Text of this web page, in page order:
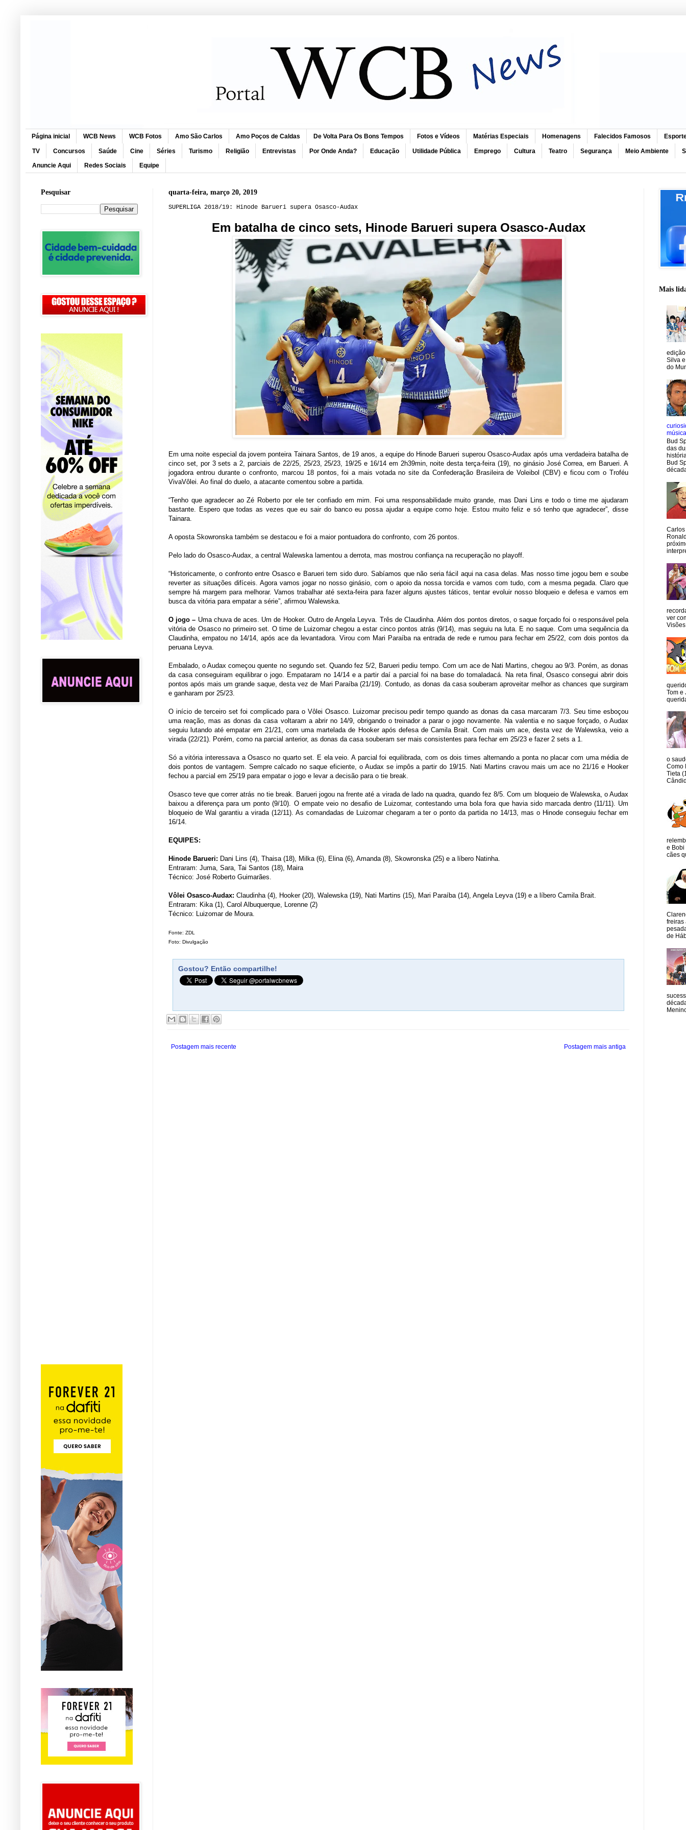
Página inicial WCB News WCB Fotos Amo São Carlos Amo Poços de Caldas De Volta Para Os Bons Tempos Fotos e Vídeos Matérias Especiais Homenagens Falecidos Famosos
TV Concursos Saúde Cine Séries Turismo Religião Entrevistas Por Onde Anda? Educação Utilidade Pública Emprego Cultura Teatro Segurança Meio Ambiente
Anuncie Aqui Redes Sociais Equipe
quarta-feira, março 20, 2019
SUPERLIGA 2018/19: Hinode Barueri supera Osasco-Audax
Em batalha de cinco sets, Hinode Barueri supera Osasco-Audax
Em uma noite especial da jovem ponteira Tainara Santos, de 19 anos, a equipe do Hinode Barueri superou Osasco-Audax após uma verdadeira batalha de
cinco set, por 3 sets a 2, parciais de 22/25, 25/23, 25/23, 19/25 e 16/14 em 2h39min, noite desta terça-feira (19), no ginásio José Correa, em Barueri. A
jogadora entrou durante o confronto, marcou 18 pontos, foi a mais votada no site da Confederação Brasileira de Voleibol (CBV) e ficou com o Troféu
VivaVôlei. Ao final do duelo, a atacante comentou sobre a partida.
“Tenho que agradecer ao Zé Roberto por ele ter confiado em mim. Foi uma responsabilidade muito grande, mas Dani Lins e todo o time me ajudaram
bastante. Espero que todas as vezes que eu sair do banco eu possa ajudar a equipe como hoje. Estou muito feliz e só tenho que agradecer”, disse
Tainara.
A oposta Skowronska também se destacou e foi a maior pontuadora do confronto, com 26 pontos.
Pelo lado do Osasco-Audax, a central Walewska lamentou a derrota, mas mostrou confiança na recuperação no playoff.
“Historicamente, o confronto entre Osasco e Barueri tem sido duro. Sabíamos que não seria fácil aqui na casa delas. Mas nosso time jogou bem e soube
reverter as situações difíceis. Agora vamos jogar no nosso ginásio, com o apoio da nossa torcida e vamos com tudo, com a mesma pegada. Claro que
sempre há margem para melhorar. Vamos trabalhar até sexta-feira para fazer alguns ajustes táticos, tentar evoluir nosso bloqueio e defesa e vamos em
busca da vitória para empatar a série”, afirmou Walewska.
O jogo – Uma chuva de aces. Um de Hooker. Outro de Angela Leyva. Três de Claudinha. Além dos pontos diretos, o saque forçado foi o responsável pela
vitória de Osasco no primeiro set. O time de Luizomar chegou a estar cinco pontos atrás (9/14), mas seguiu na luta. E no saque. Com uma sequência da
Claudinha, empatou no 14/14, após ace da levantadora. Virou com Mari Paraíba na entrada de rede e rumou para fechar em 25/22, com dois pontos da
peruana Leyva.
Embalado, o Audax começou quente no segundo set. Quando fez 5/2, Barueri pediu tempo. Com um ace de Nati Martins, chegou ao 9/3. Porém, as donas
da casa conseguiram equilibrar o jogo. Empataram no 14/14 e a partir daí a parcial foi na base do tomaladacá. Na reta final, Osasco consegui abrir dois
pontos após mais um grande saque, desta vez de Mari Paraíba (21/19). Contudo, as donas da casa souberam aproveitar melhor as chances que surgiram
e ganharam por 25/23.
O início de terceiro set foi complicado para o Vôlei Osasco. Luizomar precisou pedir tempo quando as donas da casa marcaram 7/3. Seu time esboçou
uma reação, mas as donas da casa voltaram a abrir no 14/9, obrigando o treinador a parar o jogo novamente. Na valentia e no saque forçado, o Audax
seguiu lutando até empatar em 21/21, com uma martelada de Hooker após defesa de Camila Brait. Com mais um ace, desta vez de Walewska, veio a
virada (22/21). Porém, como na parcial anterior, as donas da casa souberam ser mais consistentes para fechar em 25/23 e fazer 2 sets a 1.
Só a vitória interessava a Osasco no quarto set. E ela veio. A parcial foi equilibrada, com os dois times alternando a ponta no placar com uma média de
dois pontos de vantagem. Sempre calcado no saque eficiente, o Audax se impôs a partir do 19/15. Nati Martins cravou mais um ace no 21/16 e Hooker
fechou a parcial em 25/19 para empatar o jogo e levar a decisão para o tie break.
Osasco teve que correr atrás no tie break. Barueri jogou na frente até a virada de lado na quadra, quando fez 8/5. Com um bloqueio de Walewska, o Audax
baixou a diferença para um ponto (9/10). O empate veio no desafio de Luizomar, contestando uma bola fora que havia sido marcada dentro (11/11). Um
bloqueio de Wal garantiu a virada (12/11). As comandadas de Luizomar chegaram a ter o ponto da partida no 14/13, mas o Hinode conseguiu fechar em
16/14.
EQUIPES:
Hinode Barueri: Dani Lins (4), Thaisa (18), Milka (6), Elina (6), Amanda (8), Skowronska (25) e a líbero Natinha.
Entraram: Juma, Sara, Tai Santos (18), Maira
Técnico: José Roberto Guimarães.
Vôlei Osasco-Audax: Claudinha (4), Hooker (20), Walewska (19), Nati Martins (15), Mari Paraíba (14), Angela Leyva (19) e a líbero Camila Brait.
Entraram: Kika (1), Carol Albuquerque, Lorenne (2)
Técnico: Luizomar de Moura.
Fonte: ZDL
Foto: Divulgação
Gostou? Então compartilhe!
Postagem mais recente Postagem mais antiga
Pesquisar
Mais
Silva
do
Bud
das
Bud
Carlos
ver
Tom e
o
Como
Tieta
e Bobi
cães
freiras
de